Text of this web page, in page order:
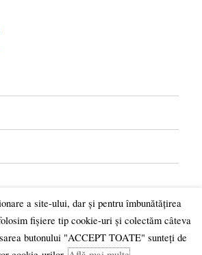
a site-ului, dar și pentru îmbunătățirea
fișiere tip cookie-uri și colectăm câteva
butonului "ACCEPT TOATE" sunteți de